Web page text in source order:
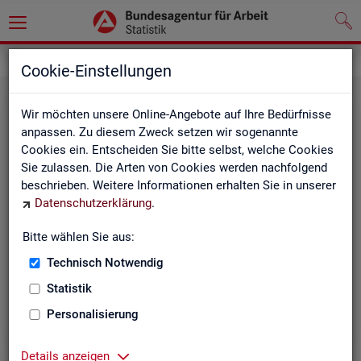
Cookie-Einstellungen
Wir möchten unsere Online-Angebote auf Ihre Bedürfnisse
anpassen. Zu diesem Zweck setzen wir sogenannte
Cookies ein. Entscheiden Sie bitte selbst, welche Cookies
Sie zulassen. Die Arten von Cookies werden nachfolgend
beschrieben. Weitere Informationen erhalten Sie in unserer
Datenschutzerklärung.
Bitte wählen Sie aus:
Technisch Notwendig
Statistik
Personalisierung
Details anzeigen
Der Bericht gibt einen Überblick über die aktuelle
Entwicklung am Arbeits- und Ausbildungsmarkt in